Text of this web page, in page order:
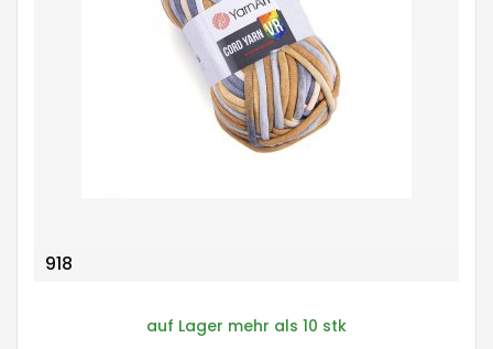
918
auf Lager mehr als 10 stk